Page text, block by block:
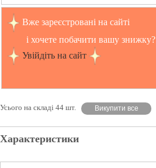
Вже зареєстровані на сайті
і хочете побачити вашу знижку?
Увійдіть на сайт
Усього на складі 44 шт. Викупити все
Характеристики